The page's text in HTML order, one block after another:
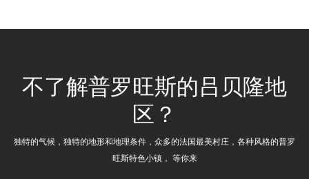
不了解普罗旺斯的吕贝隆地
区？
独特的气候，独特的地形和地理条件，众多的法国最美村庄，各种风格的普罗
旺斯特色小镇， 等你来